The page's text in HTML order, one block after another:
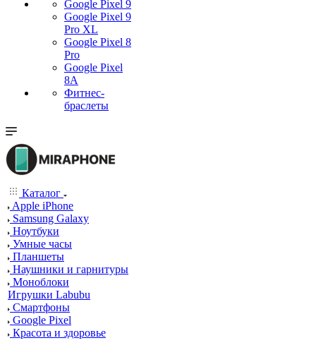
Google Pixel 9
Google Pixel 9
Pro XL
Google Pixel 8
Pro
Google Pixel
8A
Фитнес-
браслеты
Каталог
Apple iPhone
Samsung Galaxy
Ноутбуки
Умные часы
Планшеты
Наушники и гарнитуры
Моноблоки
Игрушки Labubu
Смартфоны
Google Pixel
Красота и здоровье